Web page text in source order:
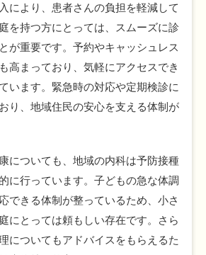
により、患者さんの負担を軽減して
を持つ方にとっては、スムーズに診
が重要です。予約やキャッシュレス
高まっており、気軽にアクセスでき
います。緊急時の対応や定期検診に
り、地域住民の安心を支える体制が
についても、地域の内科は予防接種
に行っています。子どもの急な体調
できる体制が整っているため、小さ
にとっては頼もしい存在です。さら
についてもアドバイスをもらえるた